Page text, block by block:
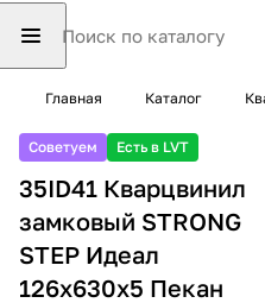
Главная Каталог
Советуем Есть в LVT
35ID41 Кварцвинил
замковый STRONG
STEP Идеал
126x630x5 Пекан